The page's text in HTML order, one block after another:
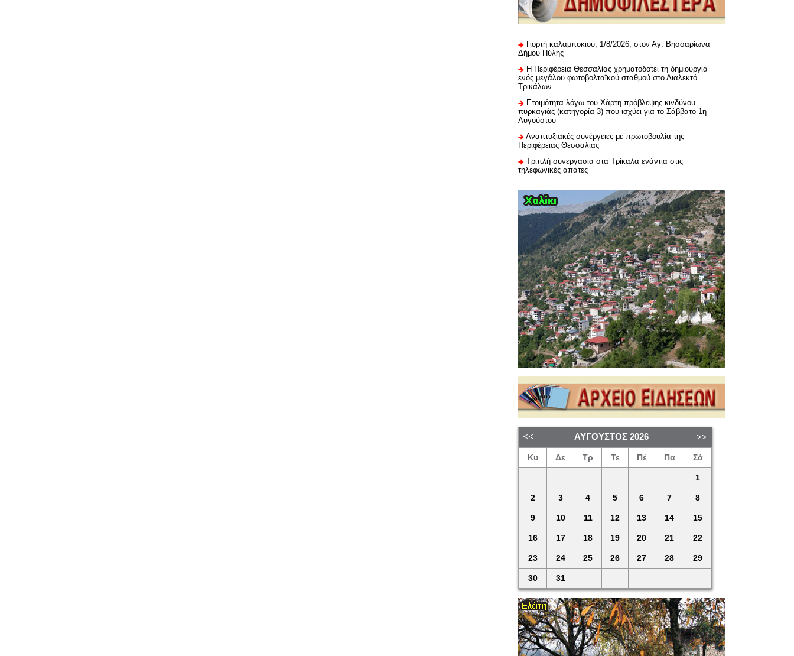
Γιορτή καλαμποκιού, 1/8/2026, στον Αγ. Βησσαρίωνα
Δήμου Πύλης
H Περιφέρεια Θεσσαλίας χρηματοδοτεί τη δημιουργία
ενός μεγάλου φωτοβολταϊκού σταθμού στο Διαλεκτό
Τρικάλων
Ετοιμότητα λόγω του Χάρτη πρόβλεψης κινδύνου
πυρκαγιάς (κατηγορία 3) που ισχύει για το Σάββατο 1η
Αυγούστου
Αναπτυξιακές συνέργειες με πρωτοβουλία της
Περιφέρειας Θεσσαλίας
Τριπλή συνεργασία στα Τρίκαλα ενάντια στις
τηλεφωνικές απάτες
ΑΎΓΟΥΣΤΟΣ 2026
Κυ Δε Τρ Τε Πέ Πα Σά
1
2 3 4 5 6 7 8
9 10 11 12 13 14 15
16 17 18 19 20 21 22
23 24 25 26 27 28 29
30 31